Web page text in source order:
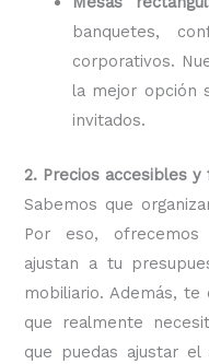
banquetes,
corporativos.
la mejor opción
invitados.
2. Precios accesibles
Sabemos que
Por eso, ofrecemos
ajustan a tu
mobiliario. Además,
que realmente
que puedas ajustar el